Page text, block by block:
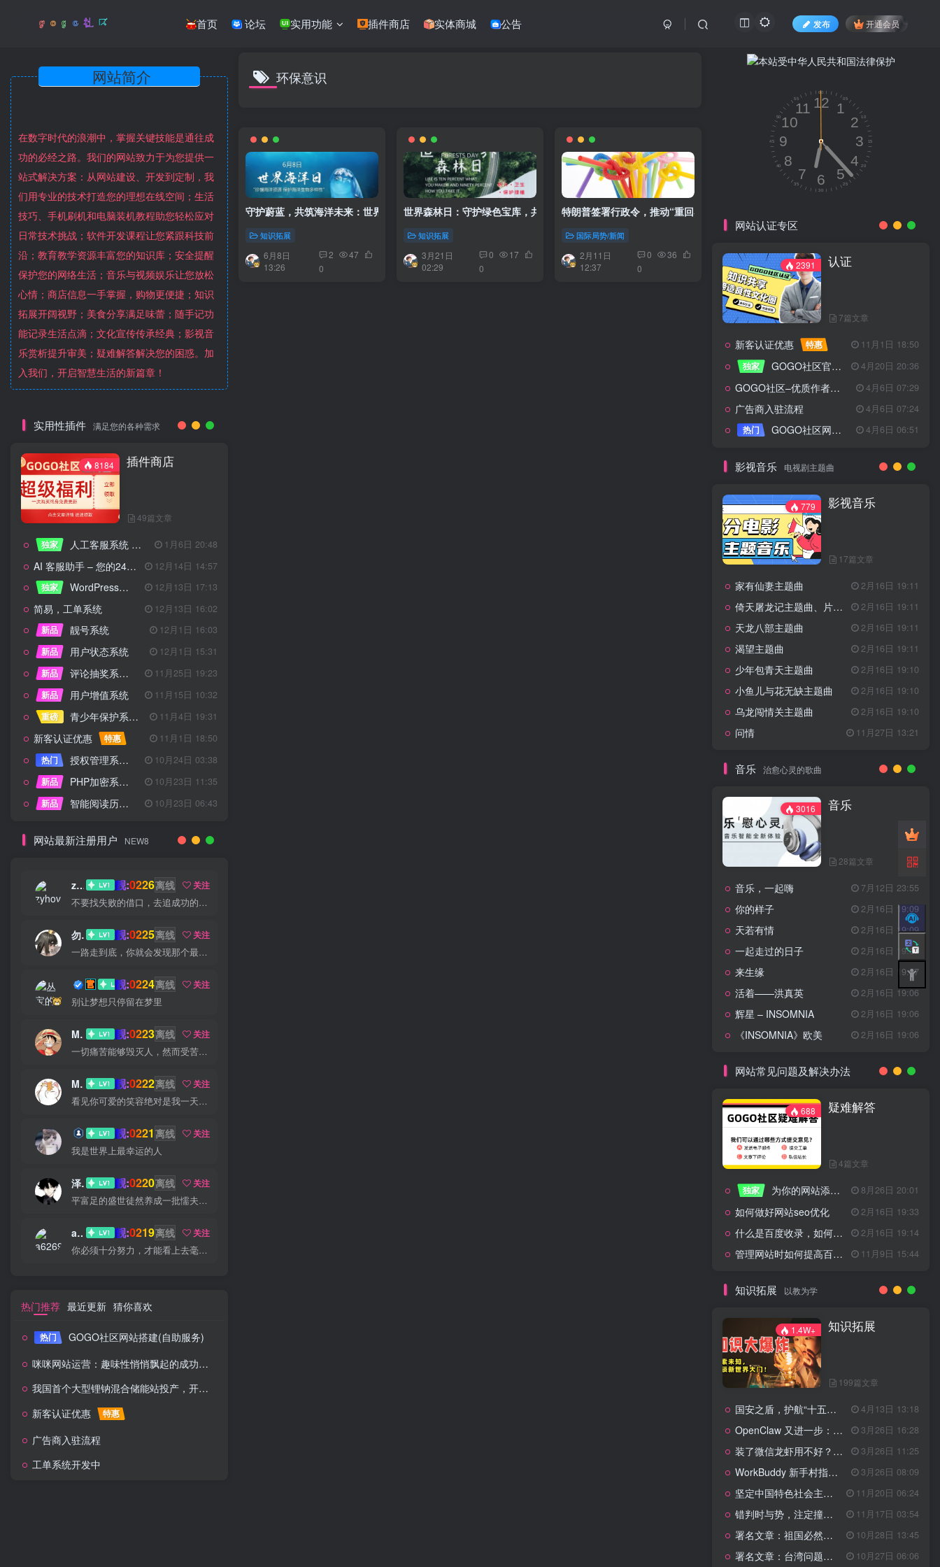
首页 论坛 实用功能 插件商店 实体商城 公告 发布 开通会员
在数字时代的浪潮中，掌握关键技能是通往成
功的必经之路。我们的网站致力于为您提供一
站式解决方案：从网站建设、开发到定制，我
们用专业的技术打造您的理想在线空间；生活
技巧、手机刷机和电脑装机教程助您轻松应对
日常技术挑战；软件开发课程让您紧跟科技前
沿；教育教学资源丰富您的知识库；安全提醒
保护您的网络生活；音乐与视频娱乐让您放松
心情；商店信息一手掌握，购物更便捷；知识
拓展开阔视野；美食分享满足味蕾；随手记功
能记录生活点滴；文化宣传传承经典；影视音
乐赏析提升审美；疑难解答解决您的困惑。加
入我们，开启智慧生活的新篇章！
实用性插件 满足您的各种需求
8184 插件商店
49篇文章
独家 人工客服系统 技术开发文档 1月6日 20:48
AI 客服助手 – 您的24/7智能客服专家
12月14日 14:57
独家
WordPress设备管理器插件 – 专业版 12月13日 17:13
简易，工单系统
12月13日 16:02
新品
靓号系统
12月1日 16:03
新品
用户状态系统
12月1日 15:31
新品
评论抽奖系统 – 完整功能详解
11月25日 19:23
新品
用户增值系统
11月15日 10:32
重磅
青少年保护系统 专为子比主题开发 11月4日 19:31
新客认证优惠 特惠
11月1日 18:50
热门
授权管理系统子比主题专版
10月24日 03:38
新品
PHP加密系统专业版
10月23日 11:35
新品
智能阅读历史系统 10月23日 06:43
网站最新注册用户 NEW8
zyhove 靓:0226离线
关注
不要找失败的借口，去追成功的理由
勿听 靓:0225离线
关注
一路走到底，你就会发现那个最佳出口
丛宝 靓:0224离线
关注
别让梦想只停留在梦里
MS-康娃 靓:0223离线
关注
一切痛苦能够毁灭人，然而受苦的人也能把痛苦消灭
Miss 先生 靓:0222离线
关注
看见你可爱的笑容绝对是我一天中最美好的事
猫小白 靓:0221 离线
关注
我是世界上最幸运的人
泽宇 靓:0220离线
关注
平富足的盛世徒然养成一批懦夫，困苦永远是坚强之母
a626911 靓:0219离线
关注
你必须十分努力，才能看上去毫不费劲
热门推荐 最近更新 猜你喜欢
热门
GOGO社区网站搭建(自助服务)
咪咪网站运营：趣味性悄悄飘起的成功风头
我国首个大型锂钠混合储能站投产，开启储能新时代
新客认证优惠
特惠
广告商入驻流程
工单系统开发中
环保意识
守护蔚蓝，共筑海洋未来：世界海洋日的使命与担当
知识拓展
6月8日
13:26
2
47
0
世界森林日：守护绿色宝库，共筑美好未来
知识拓展
3月21日
02:29
0
17
0
特朗普签署行政令，推动“重回塑料时代”
国际局势/新闻
2月11日
12:37
0
36
0
网站认证专区
2391 认证
7篇文章
新客认证优惠 特惠
11月1日 18:50
独家
GOGO社区官方成员认证 4月20日 20:36
GOGO社区–优质作者认证 4月6日 07:29
广告商入驻流程
4月6日 07:24
热门
GOGO社区网站搭建(自助服务) 4月6日 06:51
影视音乐 电视剧主题曲
779 影视音乐
17篇文章
家有仙妻主题曲 2月16日 19:11
倚天屠龙记主题曲、片头曲 2月16日 19:11
天龙八部主题曲 2月16日 19:11
渴望主题曲 2月16日 19:11
少年包青天主题曲 2月16日 19:10
小鱼儿与花无缺主题曲 2月16日 19:10
乌龙闯情关主题曲 2月16日 19:10
问情 11月27日 13:21
音乐 治愈心灵的歌曲
3016 音乐
28篇文章
音乐，一起嗨 7月12日 23:55
你的样子 2月16日 19:09
天若有情 2月16日 19:09
一起走过的日子 2月16日 19:07
来生缘 2月16日 19:07
活着——洪真英 2月16日 19:06
辉星 – INSOMNIA 2月16日 19:06
《INSOMNIA》欧美 2月16日 19:06
网站常见问题及解决办法
688 疑难解答
4篇文章
独家 为你的网站添加百度登录 8月26日 20:01
如何做好网站seo优化 2月16日 19:33
什么是百度收录，如何提高收录量？ 2月16日 19:14
管理网站时如何提高百度权重？ 11月9日 15:44
知识拓展 以教为学
1.4W+ 知识拓展
199篇文章
国安之盾，护航“十五五”新征程 4月13日 13:18
OpenClaw 又进一步：微信直连+安全检测+版本切换 3月26日 16:28
装了微信龙虾用不好？3步让你轻松指挥AI干活！ 3月26日 11:25
WorkBuddy 新手村指南：10 个核心技巧帮你解锁满级虾🦞！ 3月26日 08:09
坚定中国特色社会主义法治的政治定力 11月20日 06:24
错判时与势，注定撞南墙 11月17日 03:54
署名文章：祖国必然统一势不可挡 10月28日 13:45
署名文章：台湾问题的由来和性质 10月27日 06:06